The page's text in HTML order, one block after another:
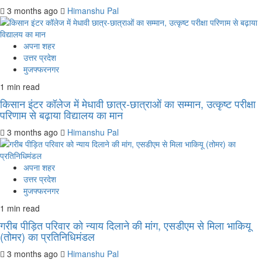
3 months ago
Himanshu Pal
अपना शहर
उत्तर प्रदेश
मुजफ्फरनगर
1 min read
किसान इंटर कॉलेज में मेधावी छात्र-छात्राओं का सम्मान, उत्कृष्ट परीक्षा
परिणाम से बढ़ाया विद्यालय का मान
3 months ago Himanshu Pal
अपना शहर
उत्तर प्रदेश
मुजफ्फरनगर
1 min read
गरीब पीड़ित परिवार को न्याय दिलाने की मांग, एसडीएम से मिला भाकियू
(तोमर) का प्रतिनिधिमंडल
3 months ago Himanshu Pal